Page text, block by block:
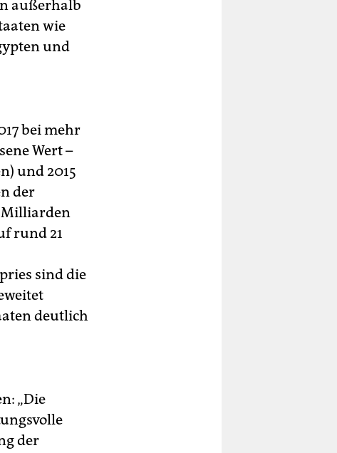
außerhalb
wie
und
bei mehr
Wert –
und 2015
der
Milliarden
rund 21
sind die
deutlich
„Die
der